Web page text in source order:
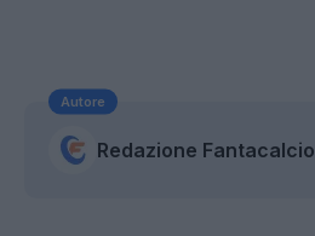
Autore
Redazione